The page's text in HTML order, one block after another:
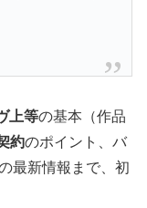
上等の基本（作品
約のポイント、バ
最新情報まで、初